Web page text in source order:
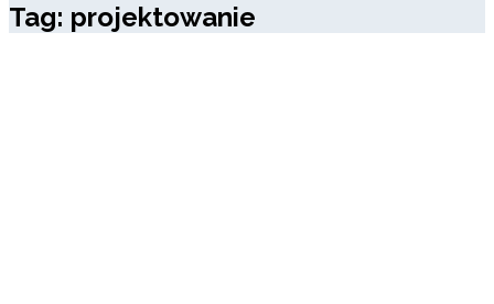
Tag: projektowanie